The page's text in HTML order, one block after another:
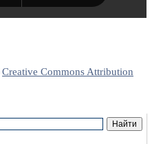
Creative Commons Attribution